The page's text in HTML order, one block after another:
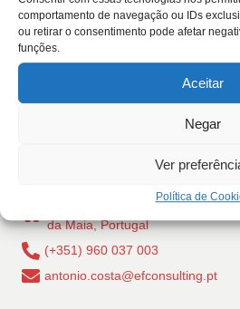
comportamento de navegação ou IDs
ou retirar o consentimento pode afetar
funções.
Aceitar
Negar
Ver
Política de
g
.
p
t
by
António Nogueira da Costa Março
11ª edição do Curso para
Familiar, em Barcelona, terminou
Rua Dr Carlos Pires Felgueiras,
da Maia, Portugal
(+351) 960 037 003
antonio.costa@efconsulting.pt